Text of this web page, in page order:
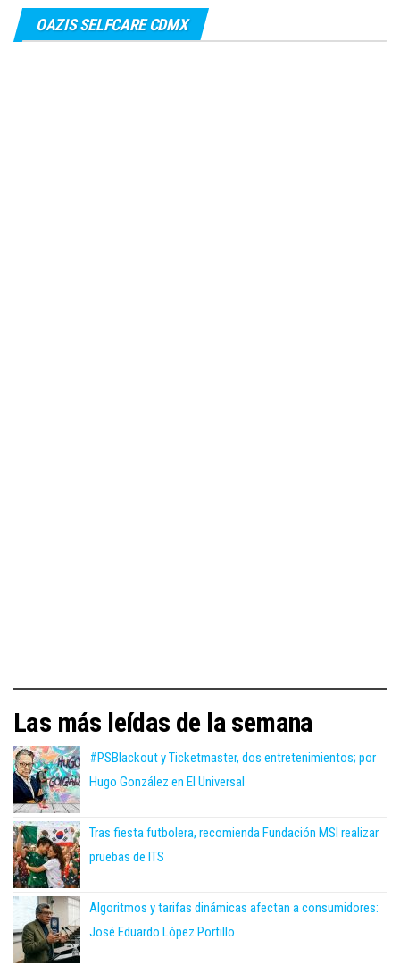
OAZIS SELFCARE CDMX
Las más leídas de la semana
#PSBlackout y Ticketmaster, dos entretenimientos; por
Hugo González en El Universal
Tras fiesta futbolera, recomienda Fundación MSI realizar
pruebas de ITS
Algoritmos y tarifas dinámicas afectan a consumidores:
José Eduardo López Portillo